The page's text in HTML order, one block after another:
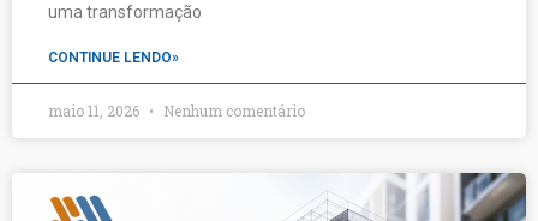
uma transformação
CONTINUE LENDO»
maio 11, 2026 Nenhum comentário